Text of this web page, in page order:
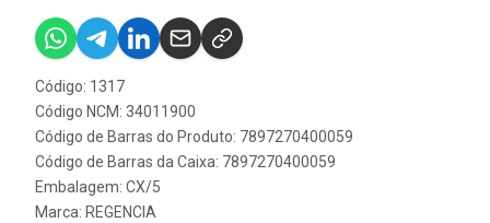
Código: 1317
Código NCM: 34011900
Código de Barras do Produto: 7897270400059
Código de Barras da Caixa: 7897270400059
Embalagem: CX/5
Marca: REGENCIA